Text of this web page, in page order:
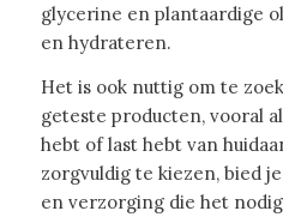
glycerine en plantaardige
en hydrateren.
Het is ook nuttig om te
geteste producten, vooral
hebt of last hebt van
zorgvuldig te kiezen, bied
en verzorging die het